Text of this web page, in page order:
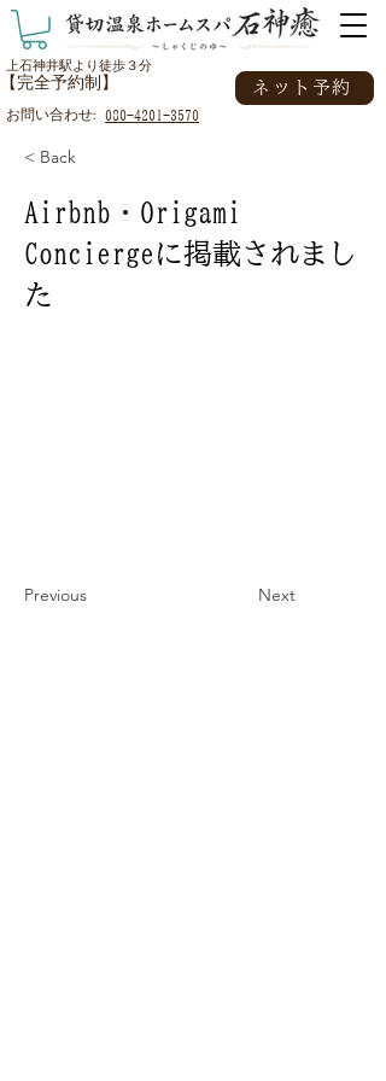
上石神井駅より徒歩３分
【完全予約制】
080-4201-3570
お問い合わせ:
ネット予約
< Back
Airbnb・Origami
Conciergeに掲載されまし
た
Previous Next